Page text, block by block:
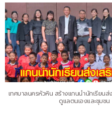
เทศบาลนครหัวหิน สร้างแกนนำนักเรียนส่
ดูแลตนเองและชุมชน